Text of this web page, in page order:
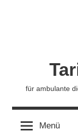
für ambulante
Menü